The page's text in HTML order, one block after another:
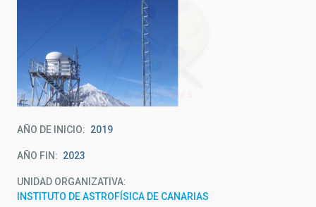
AÑO DE INICIO 2019
AÑO FIN 2023
UNIDAD ORGANIZATIVA
INSTITUTO DE ASTROFÍSICA DE CANARIAS